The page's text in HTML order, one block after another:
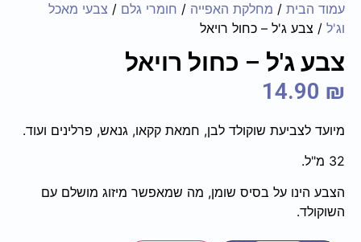
עמוד הבית / מחלקת האפייה / חומרי גלם / צבעי מאכל
וג'ל / צבע ג'ל – כחול רויאל
צבע ג'ל – כחול רויאל
14.90 ₪
מיועד לצביעת שוקולד לבן, חמאת קקאו, גנאש, פרלינים ועוד.
32 מ"ל.
הצבע הינו על בסיס שומן, מה שמאפשר מיזוג מושלם עם
השוקולד.